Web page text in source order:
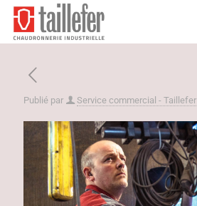
Publié par Service commercial - Taillefer